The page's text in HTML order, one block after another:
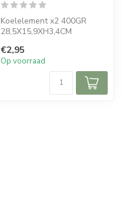
Koelelement x2 400GR
28,5X15,9XH3,4CM
€2,95
Op voorraad